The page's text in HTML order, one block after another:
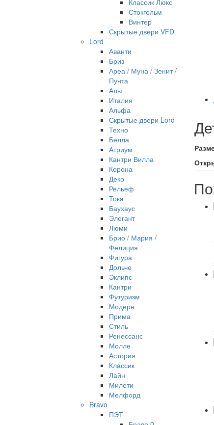
Классик Люкс
Стокгольм
Винтер
Скрытые двери VFD
Lord
Аванти
Бриз
Ареа / Муна / Зенит /
Пунта
Альт
Италия
Альфа
Скрытые двери Lord
Техно
Белла
Атриум
Кантри Вилла
Корона
Деко
Рельеф
Тока
Баухаус
Элегант
Люми
Брио / Мария /
Фелиция
Фигура
Дольче
Эклипс
Кантри
Футуризм
Модерн
Прима
Стиль
Ренессанс
Молле
Астория
Классик
Лайн
Милети
Мелфорд
Bravo
ПЭТ